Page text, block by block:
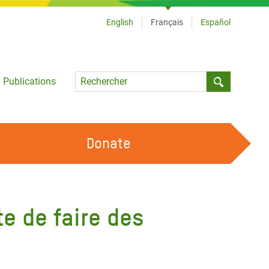
Publications
Language
English Français Español
DEVENIR BÉNÉVOLE
Donate
de faire des